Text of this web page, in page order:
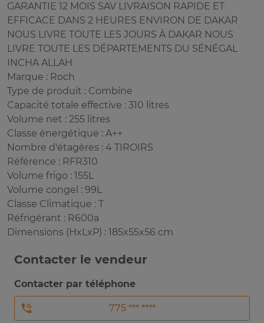
GARANTIE 12 MOIS SAV LIVRAISON RAPIDE ET
EFFICACE DANS 2 HEURES ENVIRON DE DAKAR
NOUS LIVRE TOUTE LES JOURS À DAKAR NOUS
LIVRE TOUTE LES DÉPARTEMENTS DU SÉNÉGAL
INCHA ALLAH
Marque : Roch
Type de produit : Combine
Capacité totale effective : 310 litres
Volume net : 255 litres
Classe énergétique : A++
Nombre d'étagères : 4 TIROIRS
Référence : RFR310
Volume frigo : 155L
Volume congel : 99L
Classe Climatique : T
Réfrigérant : R600a
Dimensions (HxLxP) : 185x55x56 cm
Contacter le vendeur
Contacter par téléphone
775 *** ****